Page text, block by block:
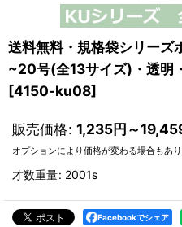
送料無料・規格袋シリーズ
~20号(全13サイズ)・透明
[4150-ku08]
販売価格: 1,235円～
オプションにより価格が変わる場合もあり
才数重量: 2001s
Facebookでシェア